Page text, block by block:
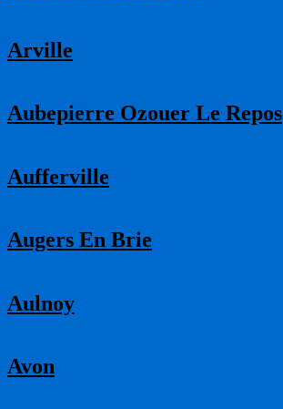
Arville
Aubepierre Ozouer Le Repos
Aufferville
Augers En Brie
Aulnoy
Avon